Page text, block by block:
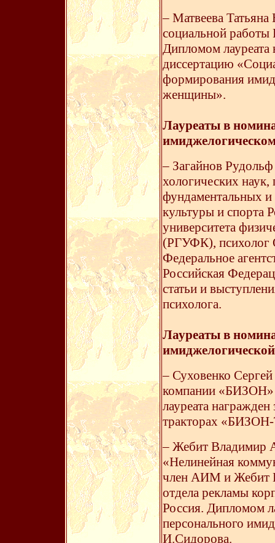
– Матвеева Татьяна
социальной
Дипломом лауреата
диссертацию
формирования
женщины».
Лауреаты в
– Загайнов
хологических
фундаментальных
культуры и спорта
университета
(РГУФК), психолог
Федеральное
Российская
статьи и
психолога.
Лауреаты в
– Суховенко
компании
лауреата
тракторах
– Жебит Владимир
«Нелинейная
член АИМ и Жебит
отдела рекламы
Россия. Дипломом
персонального
И.Сидорова.